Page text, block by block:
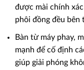
được mài chính
phôi đồng đều bên
Bàn từ máy phay,
mạnh để cố định
giúp giải phóng